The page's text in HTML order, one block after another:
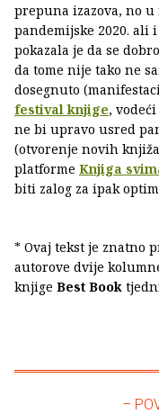
prepuna izazova, no
pandemijske 2020. ali
pokazala je da se
da tome nije tako ne
dosegnuto
festival knjige,
ne bi upravo usred
(otvorenje novih
platforme Knjiga
biti zalog za ipak
* Ovaj tekst je znatno
autorove dvije
knjige Best Book
–